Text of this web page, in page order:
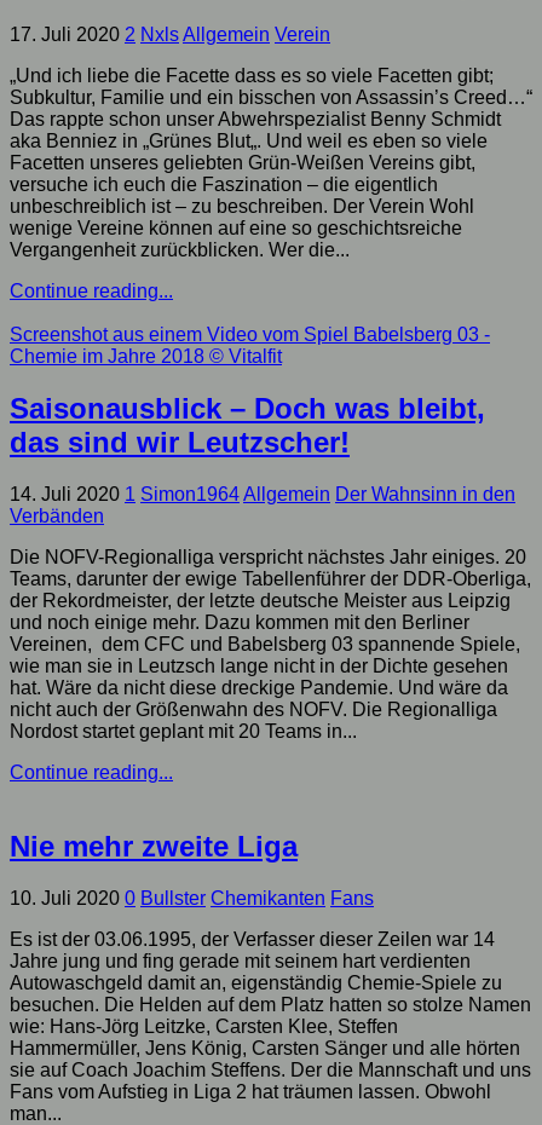
17. Juli 2020 2 NxlsAllgemein Verein
„Und ich liebe die Facette dass es so viele Facetten gibt;
Subkultur, Familie und ein bisschen von Assassin’s Creed…“
Das rappte schon unser Abwehrspezialist Benny Schmidt
aka Benniez in „Grünes Blut„. Und weil es eben so viele
Facetten unseres geliebten Grün-Weißen Vereins gibt,
versuche ich euch die Faszination – die eigentlich
unbeschreiblich ist – zu beschreiben. Der Verein Wohl
wenige Vereine können auf eine so geschichtsreiche
Vergangenheit zurückblicken. Wer die...
Continue reading...
Screenshot aus einem Video vom Spiel Babelsberg 03 -
Chemie im Jahre 2018 © Vitalfit
Saisonausblick – Doch was bleibt,
das sind wir Leutzscher!
14. Juli 2020 1 Simon1964Allgemein Der Wahnsinn in den
Verbänden
Die NOFV-Regionalliga verspricht nächstes Jahr einiges. 20
Teams, darunter der ewige Tabellenführer der DDR-Oberliga,
der Rekordmeister, der letzte deutsche Meister aus Leipzig
und noch einige mehr. Dazu kommen mit den Berliner
Vereinen, dem CFC und Babelsberg 03 spannende Spiele,
wie man sie in Leutzsch lange nicht in der Dichte gesehen
hat. Wäre da nicht diese dreckige Pandemie. Und wäre da
nicht auch der Größenwahn des NOFV. Die Regionalliga
Nordost startet geplant mit 20 Teams in...
Continue reading...
Nie mehr zweite Liga
10. Juli 2020 0 Bullster Chemikanten Fans
Es ist der 03.06.1995, der Verfasser dieser Zeilen war 14
Jahre jung und fing gerade mit seinem hart verdienten
Autowaschgeld damit an, eigenständig Chemie-Spiele zu
besuchen. Die Helden auf dem Platz hatten so stolze Namen
wie: Hans-Jörg Leitzke, Carsten Klee, Steffen
Hammermüller, Jens König, Carsten Sänger und alle hörten
sie auf Coach Joachim Steffens. Der die Mannschaft und uns
Fans vom Aufstieg in Liga 2 hat träumen lassen. Obwohl
man...